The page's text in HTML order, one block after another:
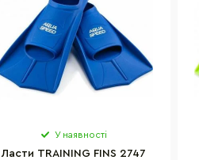
У наявності
Ласти TRAINING FINS 2747